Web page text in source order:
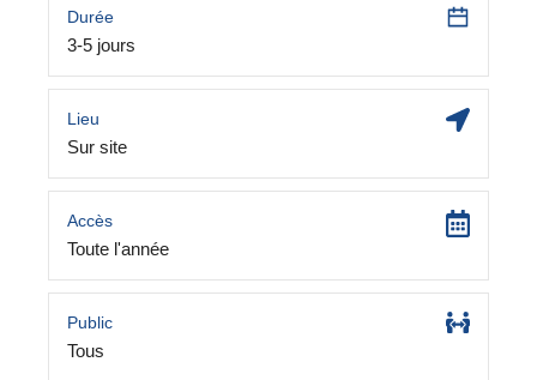
Durée
3-5 jours
Lieu
Sur site
Accès
Toute l'année
Public
Tous